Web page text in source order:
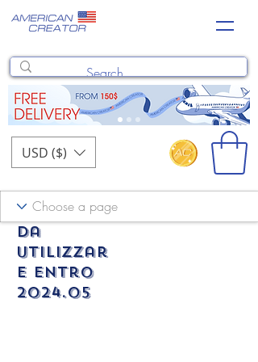
USD ($)
da
utilizzar
e entro
2024.05